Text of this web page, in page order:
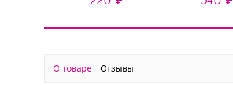
О товаре Отзывы